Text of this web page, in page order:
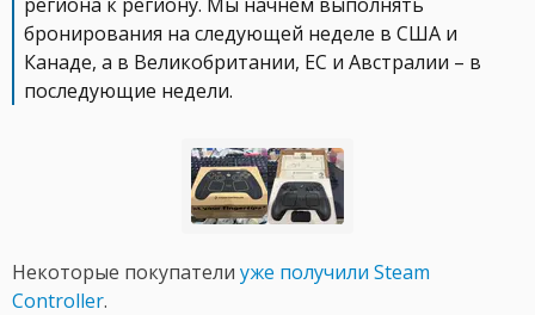
бронирования на следующей неделе в США и
Канаде, а в Великобритании, ЕС и Австралии – в
последующие недели.
Некоторые покупатели уже получили Steam
Controller.